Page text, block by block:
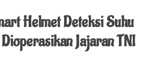
Helmet Deteksi Suhu
Jajaran TNI